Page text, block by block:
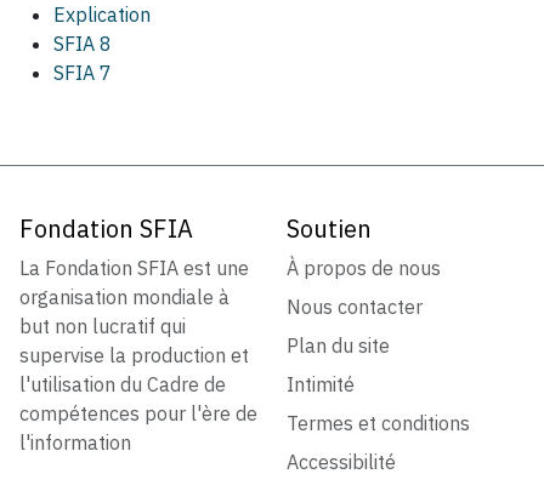
Explication
SFIA 8
SFIA 7
Fondation SFIA
La Fondation SFIA est une
organisation mondiale à
but non lucratif qui
supervise la production et
l'utilisation du Cadre de
compétences pour l'ère de
l'information
Soutien
À propos de nous
Nous contacter
Plan du site
Intimité
Termes et conditions
Accessibilité